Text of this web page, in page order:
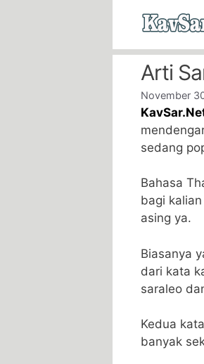
Arti
November
sedang
Bahasa
bagi
asing ya.
Biasanya
dari kata
saraleo
Kedua
banyak